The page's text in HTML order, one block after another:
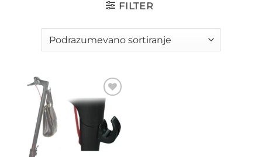
FILTER
Add to
wishlist